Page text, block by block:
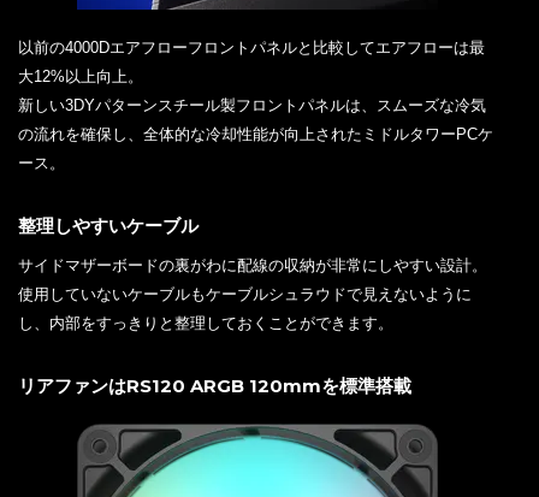
以前の4000Dエアフローフロントパネルと比較してエアフローは最
大12%以上向上。
新しい3DYパターンスチール製フロントパネルは、スムーズな冷気
の流れを確保し、全体的な冷却性能が向上されたミドルタワーPCケ
ース。
整理しやすいケーブル
サイドマザーボードの裏がわに配線の収納が非常にしやすい設計。
使用していないケーブルもケーブルシュラウドで見えないように
し、内部をすっきりと整理しておくことができます。
リアファンはRS120 ARGB 120mmを標準搭載